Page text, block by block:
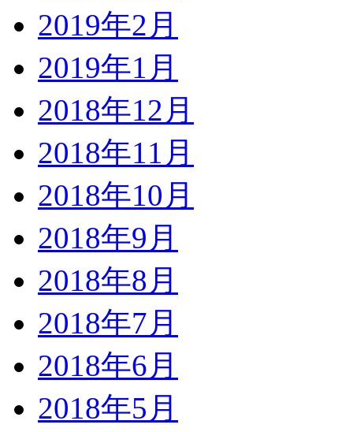
2019年2月
2019年1月
2018年12月
2018年11月
2018年10月
2018年9月
2018年8月
2018年7月
2018年6月
2018年5月